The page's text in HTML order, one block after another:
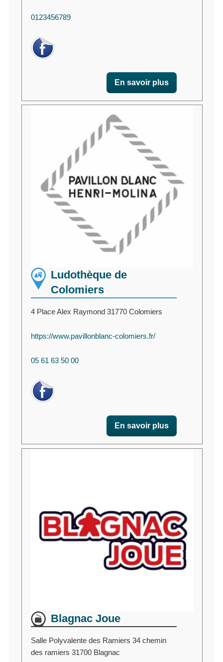
0123456789
En savoir plus
Ludothèque de
Colomiers
4 Place Alex Raymond 31770 Colomiers
https://www.pavillonblanc-colomiers.fr/
05 61 63 50 00
En savoir plus
Blagnac Joue
Salle Polyvalente des Ramiers 34 chemin
des ramiers 31700 Blagnac